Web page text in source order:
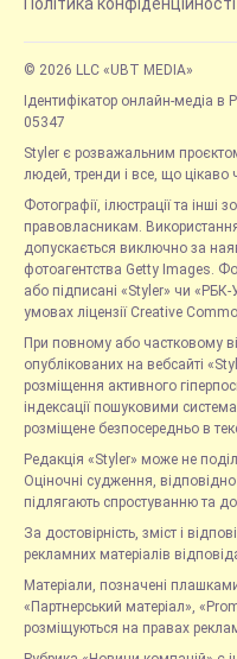
© 2026 LLC «UBT MEDIA»
Ідентифікатор онлайн-медіа в
05347
Styler є розважальним
людей, тренди і все, що
Фотографії, ілюстрації та інші
правовласникам.
допускається виключно за
фотоагентства Getty Images.
або підписані «Styler» чи
умовах ліцензії Creative
При повному або частковому
опублікованих на вебсайті
розміщення активного
індексації пошуковими
розміщене безпосередньо в
Редакція «Styler» може не
Оціночні судження,
підлягають спростуванню та
За достовірність, зміст і
рекламних матеріалів
Матеріали, позначені
«Партнерський матеріал»,
розміщуються на правах